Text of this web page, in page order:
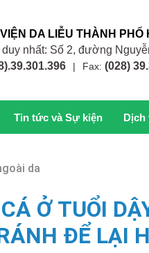
DA LIỄU THÀNH
nhất: Số 2, đường
| Fax: (028)
Tin tức và Sự kiện Dịch
da
Ở TUỔI
ĐỂ LẠI